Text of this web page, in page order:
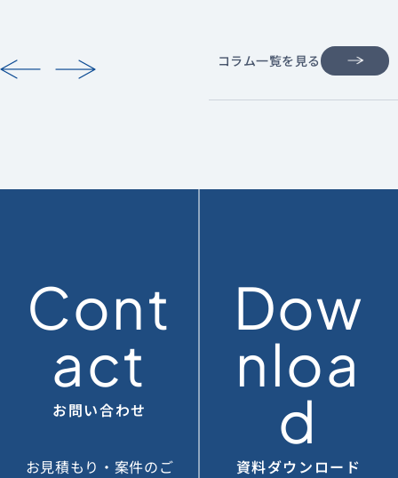
コラム一覧を見る
Cont
act
お問い合わせ
お見積もり・案件のご
Dow
nloa
d
資料ダウンロード